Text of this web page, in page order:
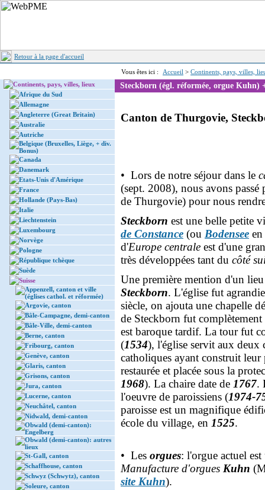
Retour à la page d'accueil
Vous êtes ici : Accueil > Continents, pays, villes,
Continents, pays, villes, lieux
Afrique du Sud
Allemagne
Angleterre (Great Britain)
Australie
Autriche
Belgique (Bruxelles, Liège, + div.
Bonus)
Canada
Danemark
Etats-Unis d'Amérique
France
Hollande (Pays-Bas)
Italie
Liechtenstein
Luxembourg
Norvège
Pologne
République tchèque
Suède
Suisse
Appenzell, canton et ville
(églises cathol. et réformée)
Argovie, canton
Bâle-Campagne, demi-canton
Bâle-Ville, demi-canton
Berne, canton
Fribourg, canton
Genève, canton
Glaris, canton
Grisons, canton
Jura, canton
Lucerne, canton
Neuchâtel, canton
Nidwald, demi-canton
Obwald (demi-canton):
Engelberg
Obwald (demi-canton): autres
lieux
St-Gall, canton
Schaffhouse, canton
Schwyz (Schwytz), canton
Soleure, canton
Steckborn (égl. réformée, orgue Kuhn)
Canton de Thurgovie,
• Lors de notre séjour dans le
(sept. 2008), nous avons passé
de Thurgovie) pour nous
Steckborn est une belle petite
de Constance (ou Bodensee
d'Europe centrale est d'une
très développées tant du côté
Une première mention d'un lieu
Steckborn. L'église fut
siècle, on ajouta une chapelle
de Steckborn fut
est baroque tardif. La tour fut
(1534), l'église servit aux deux
catholiques ayant construit
restaurée et placée sous la
1968). La chaire date de 1767.
l'oeuvre de paroissiens (1974-
paroisse est un magnifique
école du village, en 1525.
• Les orgues: l'orgue actuel
Manufacture d'orgues Kuhn
site Kuhn).